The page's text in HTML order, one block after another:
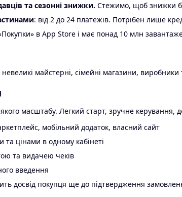
та сезонні знижки. Стежимо, щоб знижки
: від 2 до 24 платежів. Потрібен лише
в App Store і має понад 10 млн
майстерні, сімейні магазини,
масштабу. Легкий старт, зручне керування,
мобільний додаток, власний сайт
цінами в одному кабінеті
та видачею чеків
введення
досвід покупця ще до підтвердження